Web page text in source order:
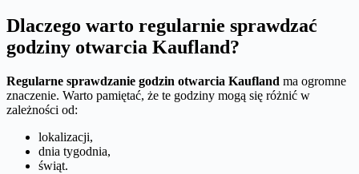
Dlaczego warto regularnie sprawdzać
godziny otwarcia Kaufland?
Regularne sprawdzanie godzin otwarcia Kaufland ma ogromne
znaczenie. Warto pamiętać, że te godziny mogą się różnić w
zależności od:
lokalizacji,
dnia tygodnia,
świąt.